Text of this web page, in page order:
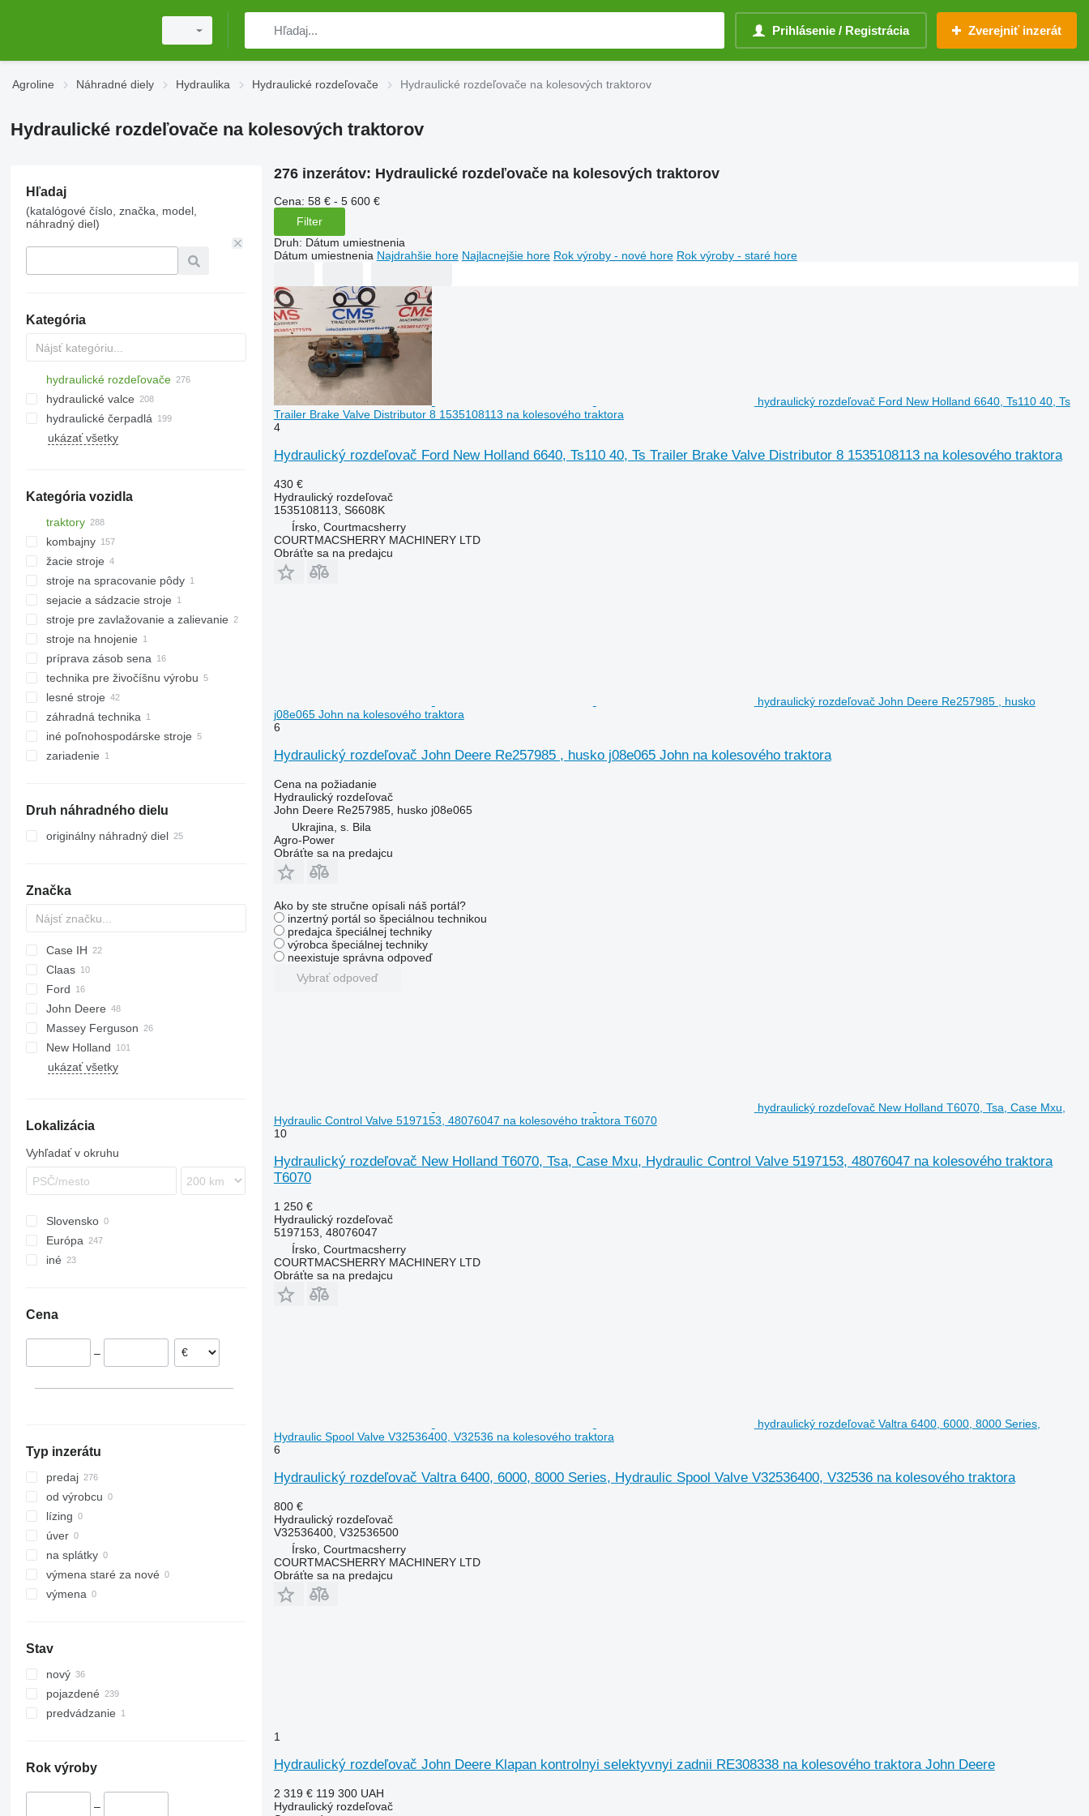
Prihlásenie / Registrácia Zverejniť inzerát
Agroline Náhradné diely Hydraulika Hydraulické rozdeľovače Hydraulické rozdeľovače na kolesových traktorov
Hydraulické rozdeľovače na kolesových traktorov
Hľadaj
(katalógové číslo, značka, model,
náhradný diel)
Kategória
hydraulické rozdeľovače
hydraulické valce
hydraulické čerpadlá
ukázať všetky
Kategória vozidla
traktory
kolesové traktory
pásové traktory
kombajny
obilné kombajny
silážne kombajny
kombajny na kukuricu
žacie stroje
adaptéry na obilie
silážne rezačky
stroje na spracovanie pôdy
sejacie a sádzacie stroje
stroje pre zavlažovanie a zalievanie
stroje na hnojenie
aplikátory tekutých hnojív
príprava zásob sena
kosačky
poľnohospodárske nakladače
technika pre živočíšnu výrobu
technika pre živočíšnu výrobu
miešacie kŕmne
samohybné miešače krmiva
lesné stroje
vyvážacie súpravy
harvestory
záhradná technika
traktorové kosačky
iné poľnohospodárske stroje
zariadenie
Druh náhradného dielu
originálny náhradný diel
Značka
Case IH
CVX
MX
MXM
MXU
Maxxum
Optum
Claas
Ares
Arion
Axion
F-series
Vario
Ford
6600
6610
6640
8340
TW
Fastrac
John Deere
6M
6R
6120
7820
M-series
Massey Ferguson
3060
3085
6150
6260
6465
7719
8110
8140
New Holland
G-series
TM
NLX 1024
ukázať všetky
Lokalizácia
Vyhľadať v okruhu
Slovensko
Európa
Francúzsko
Slovinsko
iné
Cena
–
Typ inzerátu
predaj
od výrobcu
lízing
úver
na splátky
výmena staré za nové
výmena
Stav
nový
pojazdené
predvádzanie
Rok výroby
–
276 inzerátov: Hydraulické rozdeľovače na kolesových traktorov
Cena: 58 € - 5 600 €
Filter
Druh: Dátum umiestnenia
Dátum umiestnenia Najdrahšie hore Najlacnejšie hore Rok výroby - nové hore Rok výroby - staré hore
hydraulický rozdeľovač Ford New Holland 6640, Ts110 40, Ts
Trailer Brake Valve Distributor 8 1535108113 na kolesového traktora
4
Hydraulický rozdeľovač Ford New Holland 6640, Ts110 40, Ts Trailer Brake Valve Distributor 8 1535108113 na kolesového traktora
430 €
Hydraulický rozdeľovač
1535108113, S6608K
Írsko, Courtmacsherry
COURTMACSHERRY MACHINERY LTD
Obráťte sa na predajcu
hydraulický rozdeľovač John Deere Re257985 , husko
j08e065 John na kolesového traktora
6
Hydraulický rozdeľovač John Deere Re257985 , husko j08e065 John na kolesového traktora
Cena na požiadanie
Hydraulický rozdeľovač
John Deere Re257985, husko j08e065
Ukrajina, s. Bila
Agro-Power
Obráťte sa na predajcu
Ako by ste stručne opísali náš portál?
inzertný portál so špeciálnou technikou
predajca špeciálnej techniky
výrobca špeciálnej techniky
neexistuje správna odpoveď
Vybrať odpoveď
hydraulický rozdeľovač New Holland T6070, Tsa, Case Mxu,
Hydraulic Control Valve 5197153, 48076047 na kolesového traktora T6070
10
Hydraulický rozdeľovač New Holland T6070, Tsa, Case Mxu, Hydraulic Control Valve 5197153, 48076047 na kolesového traktora
T6070
1 250 €
Hydraulický rozdeľovač
5197153, 48076047
Írsko, Courtmacsherry
COURTMACSHERRY MACHINERY LTD
Obráťte sa na predajcu
hydraulický rozdeľovač Valtra 6400, 6000, 8000 Series,
Hydraulic Spool Valve V32536400, V32536 na kolesového traktora
6
Hydraulický rozdeľovač Valtra 6400, 6000, 8000 Series, Hydraulic Spool Valve V32536400, V32536 na kolesového traktora
800 €
Hydraulický rozdeľovač
V32536400, V32536500
Írsko, Courtmacsherry
COURTMACSHERRY MACHINERY LTD
Obráťte sa na predajcu
1
Hydraulický rozdeľovač John Deere Klapan kontrolnyi selektyvnyi zadnii RE308338 na kolesového traktora John Deere
2 319 € 119 300 UAH
Hydraulický rozdeľovač